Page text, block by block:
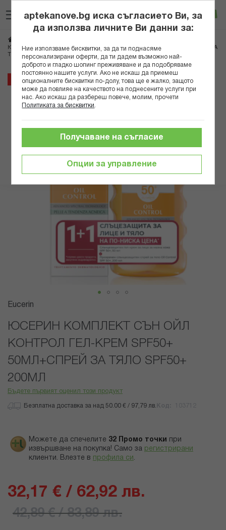
към
съдържанието
Вход
ЮСЕРИН КОМПЛЕКТ СЪН ОЙЛ КОНТРОЛ ГЕЛ-КРЕМ SPF50+ 50МЛ+СПРЕЙ ЗА
ТЯЛО SPF50+ 200МЛ
25%
Преминете
края
галерията
изображенията
Преминете
началото
галерия
със
снимки
Eucerin
ЮСЕРИН КОМПЛЕКТ СЪН ОЙЛ
КОНТРОЛ ГЕЛ-КРЕМ SPF50+
50МЛ+СПРЕЙ ЗА ТЯЛО SPF50+
200МЛ
Бъдете първият оценил този продукт
Безплатна доставка за над 50.00 € / 97,79 лв.
Можете да спечелите 32 Промо точки
при
извършване на покупка! Само за регистрирани
клиенти. Влезте в профила си .
32,17 € / 62,92 лв.
42,89 € / 83,89 лв.
aptekanove.bg иска съгласието Ви, за
да използва личните Ви данни за:
Ние използваме бисквитки, за да ти поднасяме
персонализирани оферти, да ти дадем възможно най-
доброто и гладко шопинг преживяване и да подобряваме
постоянно нашите услуги. Ако не искаш да приемеш
опционалните бисквитки по-долу, това ще е жалко, защото
може да повлияе на качеството на поднесените услуги при
нас. Ако искаш да разбереш повече, молим, прочети
Политиката за бисквитки
Опции за управление
Получаване на съгласие